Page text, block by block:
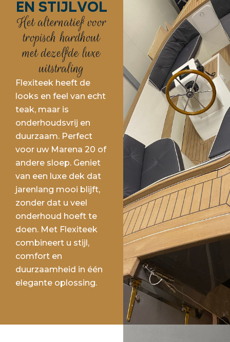
en stijlvol
Het alternatief voor
tropisch hardhout
met dezelfde luxe
uitstraling
Flexiteek heeft de
looks en feel van echt
teak, maar is
onderhoudsvrij en
duurzaam. Perfect
voor uw Marena 20 of
andere sloep. Geniet
van een luxe dek dat
jarenlang mooi blijft,
zonder dat u veel
onderhoud hoeft te
doen. Met Flexiteek
combineert u stijl,
comfort en
duurzaamheid in één
elegante oplossing.